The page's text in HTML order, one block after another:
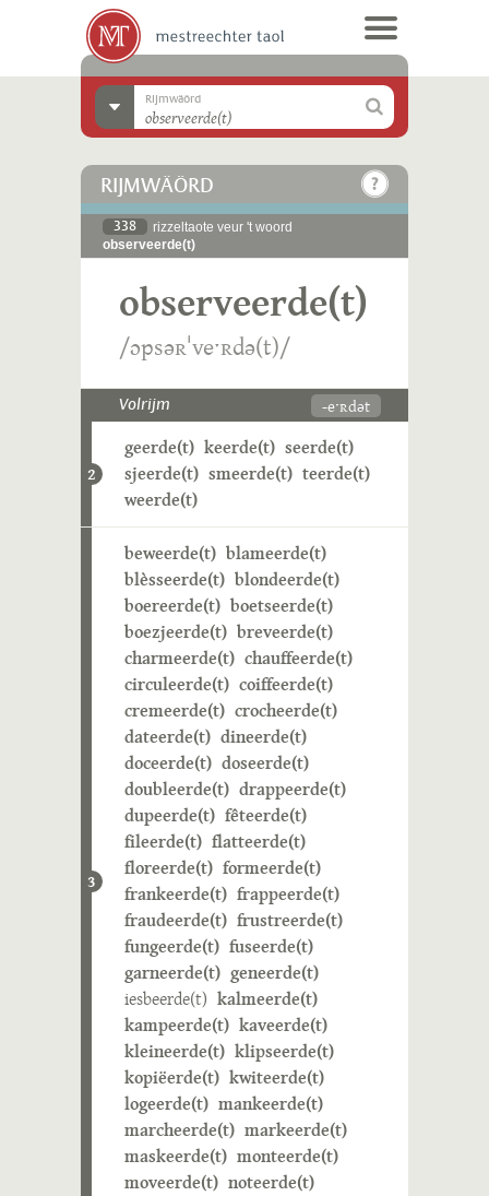
Rijmwäörd
RIJMWÄÖRD
338
rizzeltaote veur 't woord
observeerde(t)
observeerde(t)
/ɔpsəʀˈveˑʀdə(t)/
Volrijm -eˑʀdət
2
geerde(t) keerde(t) seerde(t)
sjeerde(t) smeerde(t) teerde(t)
weerde(t)
3
beweerde(t) blameerde(t)
blèsseerde(t) blondeerde(t)
boereerde(t) boetseerde(t)
boezjeerde(t) breveerde(t)
charmeerde(t) chauffeerde(t)
circuleerde(t) coiffeerde(t)
cremeerde(t) crocheerde(t)
dateerde(t) dineerde(t)
doceerde(t) doseerde(t)
doubleerde(t) drappeerde(t)
dupeerde(t) fêteerde(t)
fileerde(t) flatteerde(t)
floreerde(t) formeerde(t)
frankeerde(t) frappeerde(t)
fraudeerde(t) frustreerde(t)
fungeerde(t) fuseerde(t)
garneerde(t) geneerde(t)
iesbeerde(t) kalmeerde(t)
kampeerde(t) kaveerde(t)
kleineerde(t) klipseerde(t)
kopiëerde(t) kwiteerde(t)
logeerde(t) mankeerde(t)
marcheerde(t) markeerde(t)
maskeerde(t) monteerde(t)
moveerde(t) noteerde(t)